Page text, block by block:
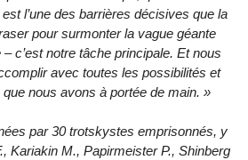
l’une des barrières décisives que la
pour surmonter la vague géante
c’est notre tâche principale. Et nous
avec toutes les possibilités et
nous avons à portée de main. »
par 30 trotskystes emprisonnés, y
Kariakin M., Papirmeister P., Shinberg